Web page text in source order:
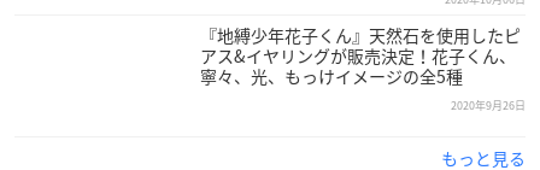
『地縛少年花子くん』天然石を使用したピ
アス&イヤリングが販売決定！花子くん、
寧々、光、もっけイメージの全5種
2020年9月26日
もっと見る